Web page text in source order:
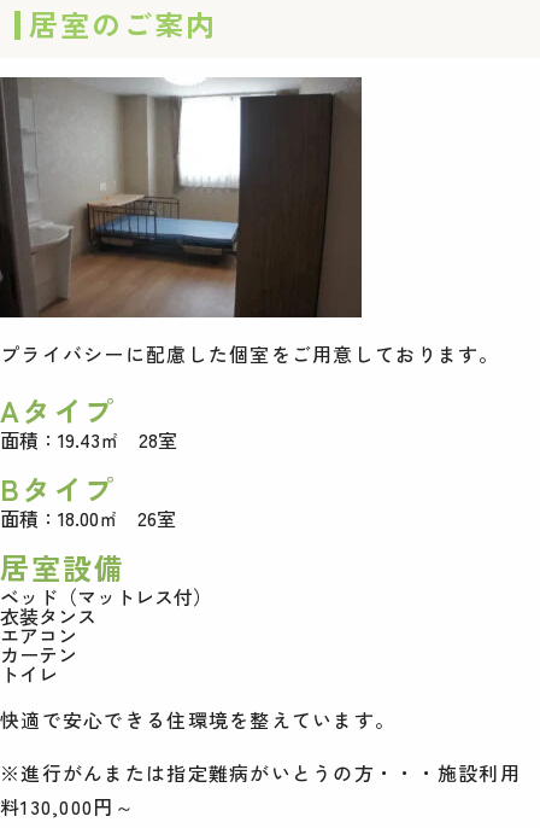
居室のご案内
プライバシーに配慮した個室をご用意しております。
Aタイプ
面積：19.43㎡ 28室
Bタイプ
面積：18.00㎡ 26室
居室設備
ベッド（マットレス付）
衣装タンス
エアコン
カーテン
トイレ
快適で安心できる住環境を整えています。
※進行がんまたは指定難病がいとうの方・・・施設利用
料130,000円～